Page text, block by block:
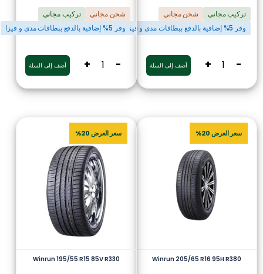
تركيب مجاني
شحن مجاني
وفر 5% إضافية بالدفع ببطاقات مدى و فيزا
-
+ أضف إلى السلة
شحن مجاني
تركيب مجاني
وفر 5% إضافية بالدفع ببطاقات مدى و فيزا
-
+ أضف إلى السلة
سعر العرض 20%
Winrun 205/65 R16 95H R380
سعر العرض 20%
Winrun 195/55 R15 85V R330